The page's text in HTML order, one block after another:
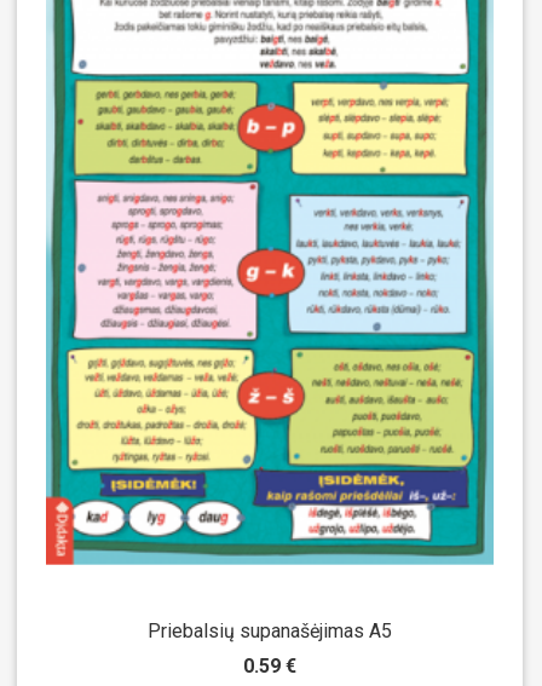
Priebalsių supanašėjimas A5
0.59 €